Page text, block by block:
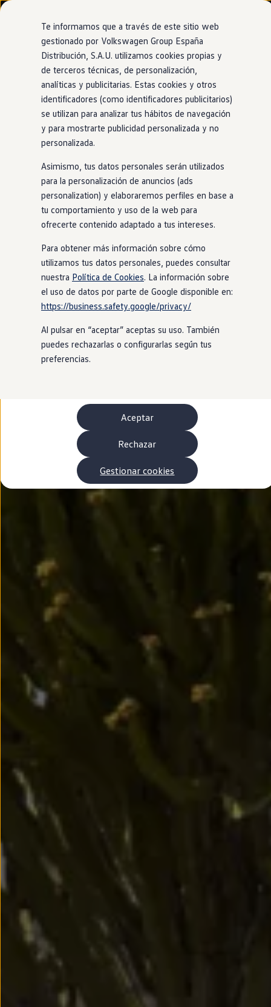
Ir
directamente
al contenido
Ir
directamente
al pie de
página
Nuevo ID. Cross
Vehículos Comerciales
Compra y ofertas
Volkswagen nuevo en stock
Volkswagen de ocasión
Financiación
My Renting
My Way
Seguros
Empresas
Autoescuelas
Eléctricos e híbridos
Más sobre híbridos
Plan Auto +
Etiquetas DGT
Simulador de autonomía, carga y ahorro
Carga y autonomía
Soluciones de carga
Tarifas de carga
Carga en casa
Modos de carga
Autonomía
Clientes y posventa
Club Volkswagen
Ofertas posventa
Beneficios Volkswagen
Asistencia en carretera
Servicios de movilidad
Garantía del fabricante
Buscar servicios para tu modelo
Volkswagen Apps, inicio de sesión y tienda
Conectar el móvil con el vehículo
Actualizaciones del software, los mapas y las
Mantenimiento y reparaciones
Revisiones e ITV
Aceite y líquidos del motor
Baterías
Frenos
Motor y chasis
Llantas y neumáticos
Accesorios y merchandising
Todo sobre tu Volkswagen
Accede a My Volkswagen
Todo sobre tu Volkswagen
Información sobre Diésel XTL
Asistencia en carretera
Te informamos que a través de este sitio web
gestionado por Volkswagen Group España
Distribución, S.A.U. utilizamos cookies propias y
de terceros técnicas, de personalización,
analíticas y publicitarias. Estas cookies y otros
identificadores (como identificadores publicitarios)
se utilizan para analizar tus hábitos de navegación
y para mostrarte publicidad personalizada y no
personalizada.
Asimismo, tus datos personales serán utilizados
para la personalización de anuncios (ads
personalization) y elaboraremos perfiles en base a
tu comportamiento y uso de la web para
ofrecerte contenido adaptado a tus intereses.
Para obtener más información sobre cómo
utilizamos tus datos personales, puedes consultar
nuestra Política de Cookies. La información sobre
el uso de datos por parte de Google disponible en:
https://business.safety.google/privacy/
Al pulsar en “aceptar” aceptas su uso. También
puedes rechazarlas o configurarlas según tus
preferencias.
Aceptar
Rechazar
Gestionar cookies